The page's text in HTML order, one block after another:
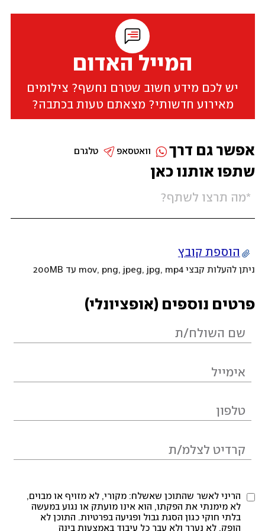
המייל האדום
יש לכם מידע חשוב שטרם נחשף? צילומים
מאירוע חדשותי? מצאתם טעות בכתבה?
שתפו אותנו כאן
הוספת קובץ
ניתן להעלות קבצי mov, png, jpeg, jpg, mp4 עד 200MB
פרטים נוספים (אופציונלי)
הריני לאשר שהתוכן שאשלח: מקורי, לא מזויף או מבוים,
לא מימנתי את הפקתו, הוא אינו מועתק או נגוע במעשה
בלתי חוקי כגון הסגת גבול ופגיעה בפרטיות. התוכן לא
הופק, לא נערך ולא עבר כל עיבוד באמצעות בינה
אפשר גם דרך טלגרם וואטסאפ